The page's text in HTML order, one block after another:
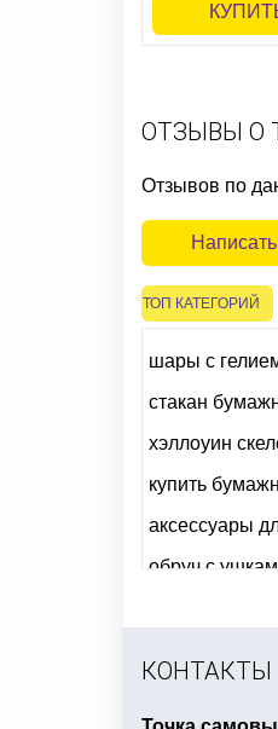
ОТЗЫВЫ О
Отзывов по
ТОП КАТЕГОРИЙ
шары с
стакан
хэллоуин
купить
аксессуары
обруч с
КОНТАКТЫ